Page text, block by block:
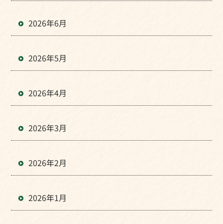
2026年6月
2026年5月
2026年4月
2026年3月
2026年2月
2026年1月